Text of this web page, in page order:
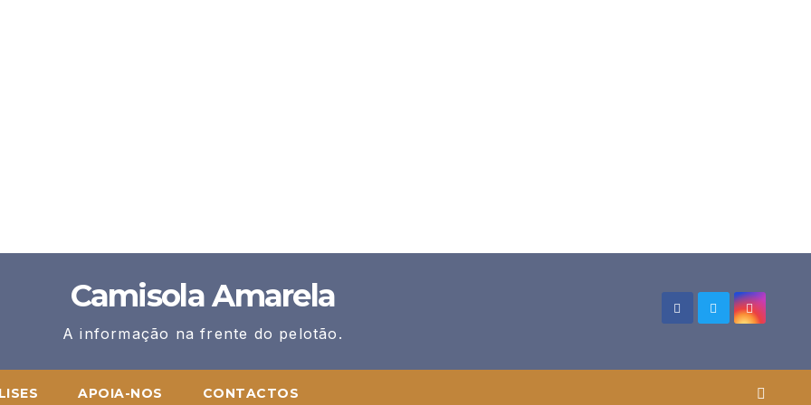
Camisola Amarela
A informação na frente do pelotão.
APOIA-NOS CONTACTOS